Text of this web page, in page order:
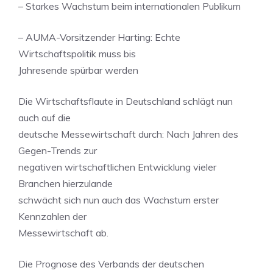
– Starkes Wachstum beim internationalen Publikum
– AUMA-Vorsitzender Harting: Echte
Wirtschaftspolitik muss bis
Jahresende spürbar werden
Die Wirtschaftsflaute in Deutschland schlägt nun
auch auf die
deutsche Messewirtschaft durch: Nach Jahren des
Gegen-Trends zur
negativen wirtschaftlichen Entwicklung vieler
Branchen hierzulande
schwächt sich nun auch das Wachstum erster
Kennzahlen der
Messewirtschaft ab.
Die Prognose des Verbands der deutschen